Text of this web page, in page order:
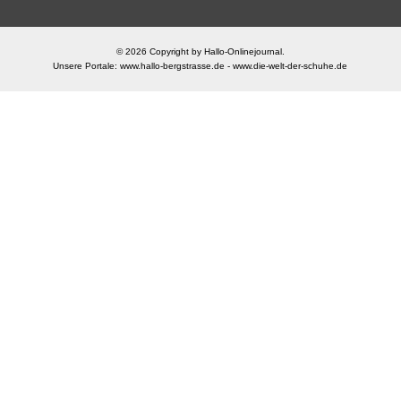
© 2026 Copyright by Hallo-Onlinejournal.
Unsere Portale:www.hallo-bergstrasse.de -www.die-welt-der-schuhe.de